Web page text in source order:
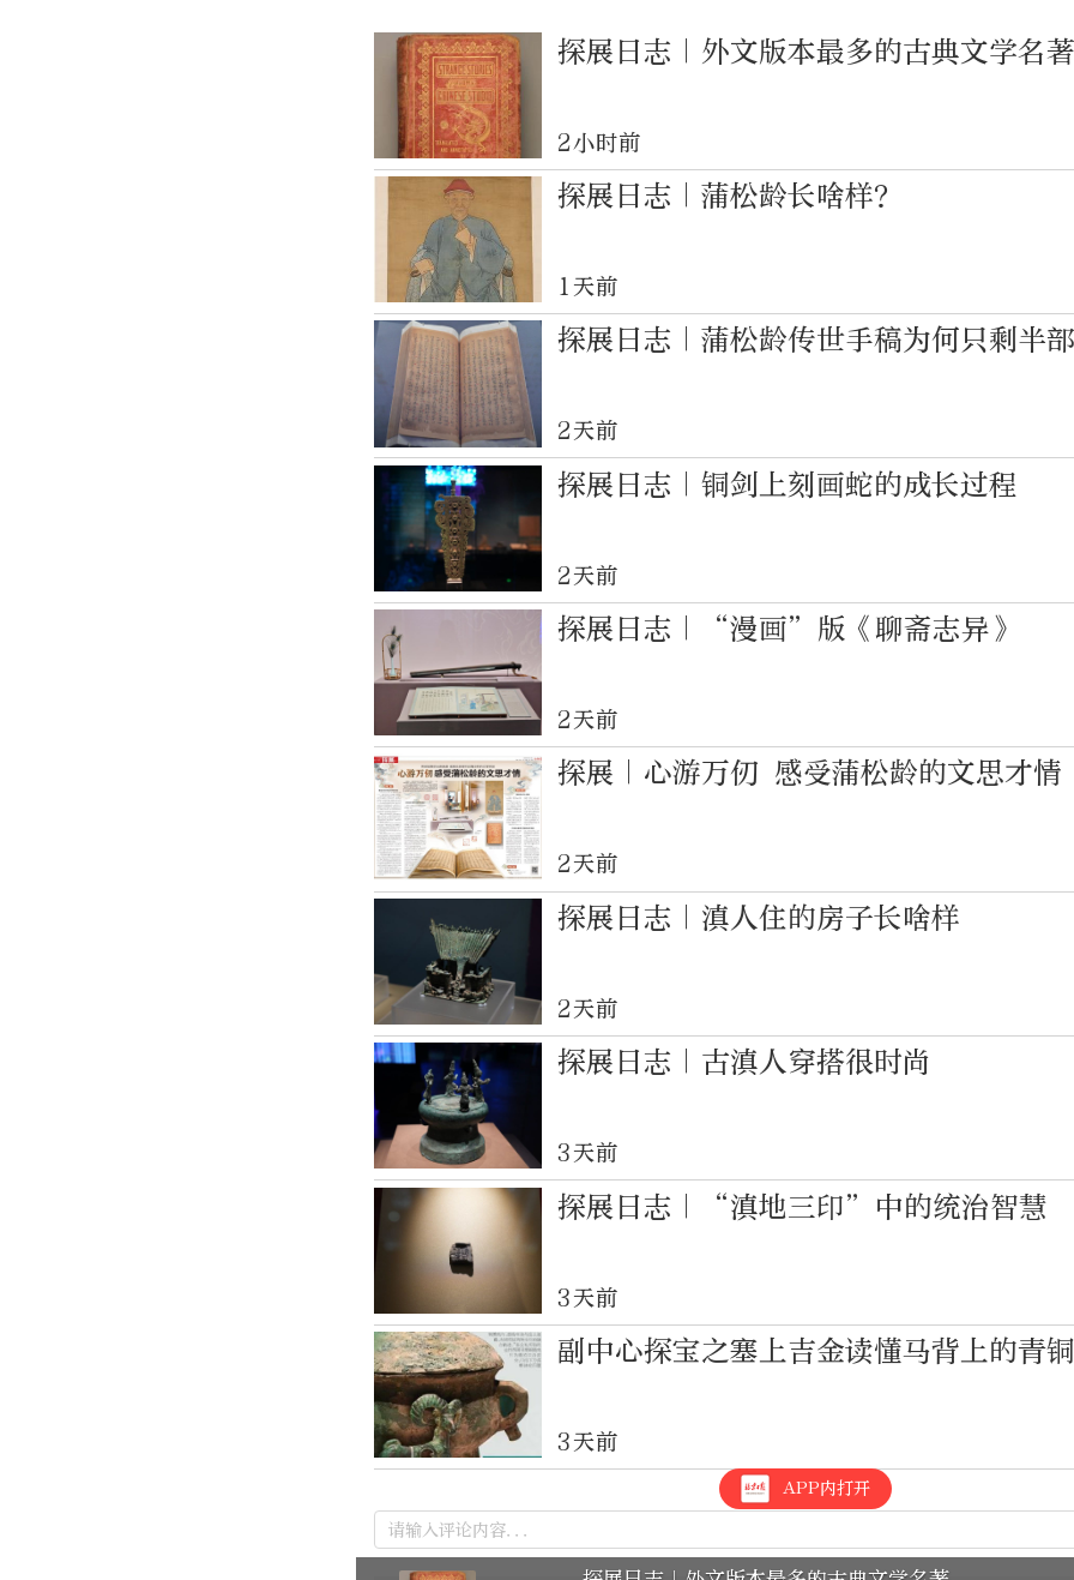
探展日志｜外文版本最多的古典文学名
2小时前
探展日志｜蒲松龄长啥样？
1天前
探展日志｜蒲松龄传世手稿为何只剩半
2天前
探展日志｜铜剑上刻画蛇的成长过程
2天前
探展日志｜“漫画”版《聊斋志异》
2天前
探展｜心游万仞 感受蒲松龄的文思才情
2天前
探展日志｜滇人住的房子长啥样
2天前
探展日志｜古滇人穿搭很时尚
3天前
探展日志｜“滇地三印”中的统治智慧
3天前
副中心探宝之塞上吉金读懂马背上的青
3天前
APP内打开